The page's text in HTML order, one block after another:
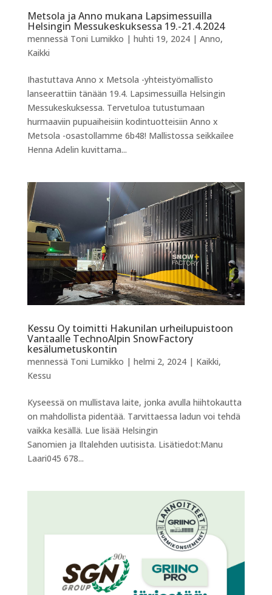
Metsola ja Anno mukana Lapsimessuilla
Helsingin Messukeskuksessa 19.-21.4.2024
mennessä Toni Lumikko | huhti 19, 2024| Anno,
Kaikki
Ihastuttava Anno x Metsola -yhteistyömallisto
lanseerattiin tänään 19.4. Lapsimessuilla Helsingin
Messukeskuksessa. Tervetuloa tutustumaan
hurmaaviin pupuaiheisiin kodintuotteisiin Anno x
Metsola -osastollamme 6b48! Mallistossa seikkailee
Henna Adelin kuvittama...
Kessu Oy toimitti Hakunilan urheilupuistoon
Vantaalle TechnoAlpin SnowFactory
kesälumetuskontin
mennessä Toni Lumikko | helmi 2, 2024| Kaikki,
Kessu
Kyseessä on mullistava laite, jonka avulla hiihtokautta
on mahdollista pidentää. Tarvittaessa ladun voi tehdä
vaikka kesällä. Lue lisää Helsingin
Sanomien ja Iltalehden uutisista. Lisätiedot:Manu
Laari045 678...